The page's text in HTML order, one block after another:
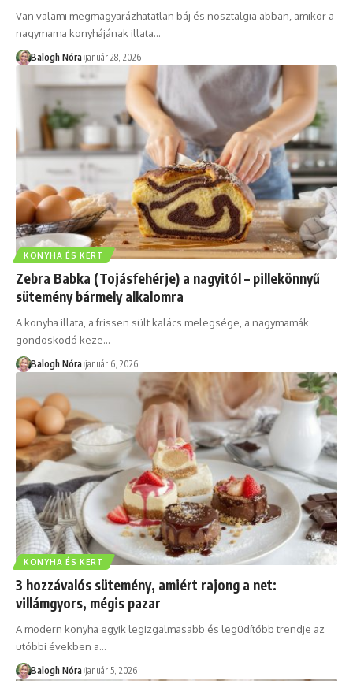
Van valami megmagyarázhatatlan báj és nosztalgia abban, amikor a
nagymama konyhájának illata…
Balogh Nóra január 28, 2026
KONYHA ÉS KERT
Zebra Babka (Tojásfehérje) a nagyitól – pillekönnyű
sütemény bármely alkalomra
A konyha illata, a frissen sült kalács melegsége, a nagymamák
gondoskodó keze…
Balogh Nóra január 6, 2026
KONYHA ÉS KERT
3 hozzávalós sütemény, amiért rajong a net:
villámgyors, mégis pazar
A modern konyha egyik legizgalmasabb és legüdítőbb trendje az
utóbbi években a…
Balogh Nóra január 5, 2026